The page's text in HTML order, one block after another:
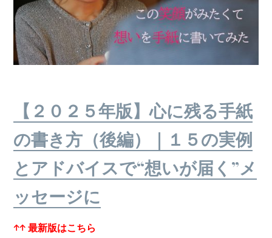
【２０２５年版】心に残る手紙
の書き方（後編）｜１５の実例
とアドバイスで“想いが届く”メ
ッセージに
↑↑ 最新版はこちら